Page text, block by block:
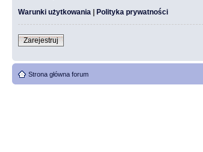
Warunki użytkowania | Polityka prywatności
Zarejestruj
Strona główna forum